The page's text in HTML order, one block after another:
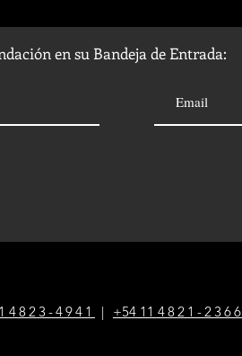
en su Bandeja de Entrada:
1 4823-4941 | +54 1 1 4821-2366